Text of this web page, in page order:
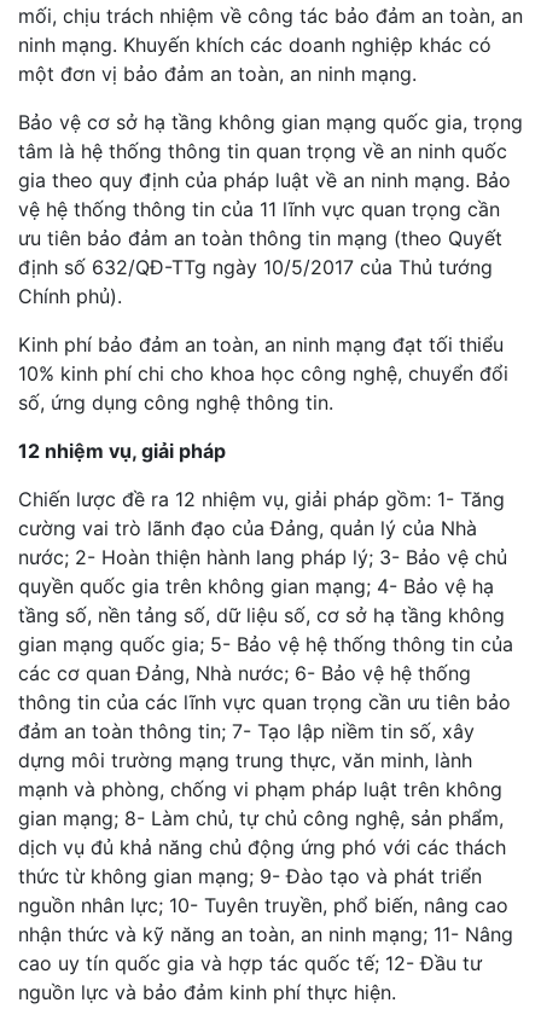
mối, chịu trách nhiệm về công tác bảo đảm an toàn, an
ninh mạng. Khuyến khích các doanh nghiệp khác có
một đơn vị bảo đảm an toàn, an ninh mạng.
Bảo vệ cơ sở hạ tầng không gian mạng quốc gia, trọng
tâm là hệ thống thông tin quan trọng về an ninh quốc
gia theo quy định của pháp luật về an ninh mạng. Bảo
vệ hệ thống thông tin của 11 lĩnh vực quan trọng cần
ưu tiên bảo đảm an toàn thông tin mạng (theo Quyết
định số 632/QĐ-TTg ngày 10/5/2017 của Thủ tướng
Chính phủ).
Kinh phí bảo đảm an toàn, an ninh mạng đạt tối thiểu
10% kinh phí chi cho khoa học công nghệ, chuyển đổi
số, ứng dụng công nghệ thông tin.
12 nhiệm vụ, giải pháp
Chiến lược đề ra 12 nhiệm vụ, giải pháp gồm: 1- Tăng
cường vai trò lãnh đạo của Đảng, quản lý của Nhà
nước; 2- Hoàn thiện hành lang pháp lý; 3- Bảo vệ chủ
quyền quốc gia trên không gian mạng; 4- Bảo vệ hạ
tầng số, nền tảng số, dữ liệu số, cơ sở hạ tầng không
gian mạng quốc gia; 5- Bảo vệ hệ thống thông tin của
các cơ quan Đảng, Nhà nước; 6- Bảo vệ hệ thống
thông tin của các lĩnh vực quan trọng cần ưu tiên bảo
đảm an toàn thông tin; 7- Tạo lập niềm tin số, xây
dựng môi trường mạng trung thực, văn minh, lành
mạnh và phòng, chống vi phạm pháp luật trên không
gian mạng; 8- Làm chủ, tự chủ công nghệ, sản phẩm,
dịch vụ đủ khả năng chủ động ứng phó với các thách
thức từ không gian mạng; 9- Đào tạo và phát triển
nguồn nhân lực; 10- Tuyên truyền, phổ biến, nâng cao
nhận thức và kỹ năng an toàn, an ninh mạng; 11- Nâng
cao uy tín quốc gia và hợp tác quốc tế; 12- Đầu tư
nguồn lực và bảo đảm kinh phí thực hiện.